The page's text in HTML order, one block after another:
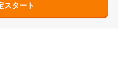
スタート